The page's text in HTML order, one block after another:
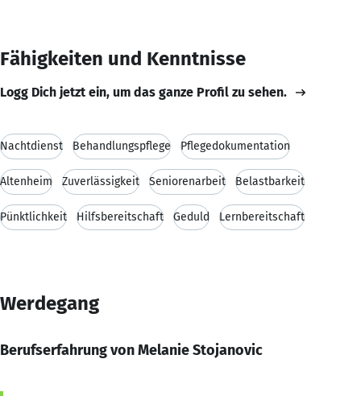
Fähigkeiten und Kenntnisse
Logg Dich jetzt ein, um das ganze Profil zu sehen.
Nachtdienst Behandlungspflege Pflegedokumentation
Altenheim Zuverlässigkeit Seniorenarbeit Belastbarkeit
Pünktlichkeit Hilfsbereitschaft Geduld Lernbereitschaft
Werdegang
Berufserfahrung von Melanie Stojanovic